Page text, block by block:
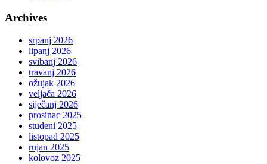
Archives
srpanj 2026
lipanj 2026
svibanj 2026
travanj 2026
ožujak 2026
veljača 2026
siječanj 2026
prosinac 2025
studeni 2025
listopad 2025
rujan 2025
kolovoz 2025